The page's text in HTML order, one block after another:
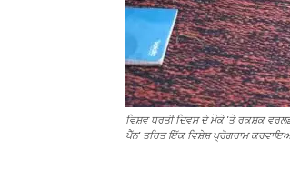
ਵਿਸ਼ਵ ਧਰਤੀ ਦਿਵਸ ਦੇ ਮੌਕੇ 'ਤੇ ਰਕਸ਼ਕ
ਪੈੱਨ' ਤਹਿਤ ਇੱਕ ਵਿਸ਼ੇਸ਼ ਪ੍ਰੋਗਰਾਮ